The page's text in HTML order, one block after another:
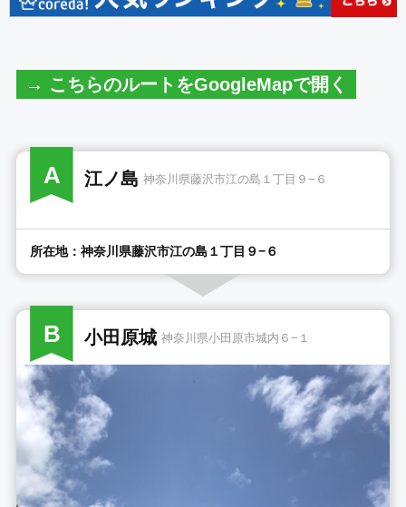
→ こちらのルートをGoogleMapで開く
A 江ノ島 神奈川県藤沢市江の島１丁目９−６
所在地：神奈川県藤沢市江の島１丁目９−６
B 小田原城 神奈川県小田原市城内６−１